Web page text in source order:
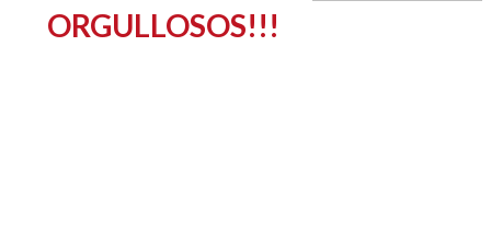
SOBRE LTSM
ORGULLOSOS!!!